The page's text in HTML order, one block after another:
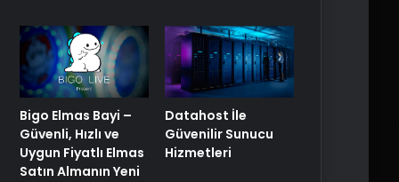
Bigo Elmas Bayi –
Güvenli, Hızlı ve
Uygun Fiyatlı Elmas
Satın Almanın Yeni
Datahost İle
Güvenilir Sunucu
Hizmetleri